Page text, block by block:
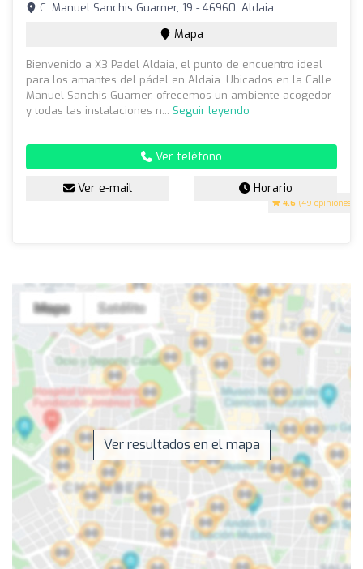
4.6 (49 opiniones)
C. Manuel Sanchis Guarner, 19 - 46960, Aldaia
Mapa
Bienvenido a X3 Padel Aldaia, el punto de encuentro ideal
para los amantes del pádel en Aldaia. Ubicados en la Calle
Manuel Sanchis Guarner, ofrecemos un ambiente acogedor
y todas las instalaciones n... Seguir leyendo
Ver teléfono
Ver e-mail Horario
Ver resultados en el mapa